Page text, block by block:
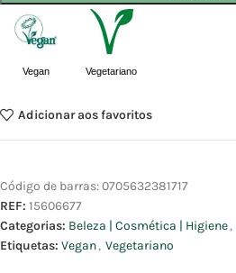
Vegan Vegetariano
Adicionar aos favoritos
Código de barras:0705632381717
REF: 15606677
Categorias: Beleza | Cosmética | Higiene,
Etiquetas: Vegan, Vegetariano